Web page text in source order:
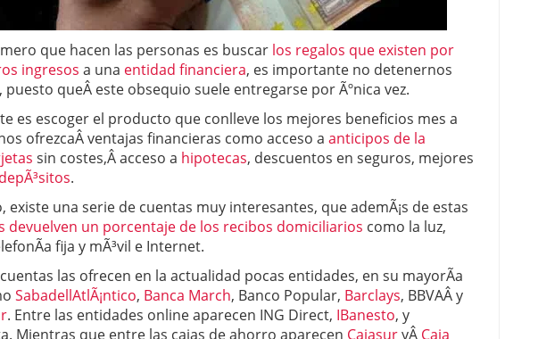
que hacen las personas es buscar los regalos que existen por
ingresos a una entidad financiera, es importante no detenernos
puesto queÂ este obsequio suele entregarse por Ãºnica vez.
es escoger el producto que conlleve los mejores beneficios mes a
ofrezcaÂ ventajas financieras como acceso a anticipos de la
sin costes,Â acceso a hipotecas, descuentos en seguros, mejores
depÃ³sitos.
existe una serie de cuentas muy interesantes, que ademÃ¡s de estas
devuelven un porcentaje de los recibos domiciliarios como la luz,
fija y mÃ³vil e Internet.
las ofrecen en la actualidad pocas entidades, en su mayorÃ­a
SabadellAtlÃ¡ntico, Banca March, Banco Popular, Barclays, BBVAÂ y
. Entre las entidades online aparecen ING Direct, IBanesto, y
Mientras que entre las cajas de ahorro aparecen CajasuryÂ Caja